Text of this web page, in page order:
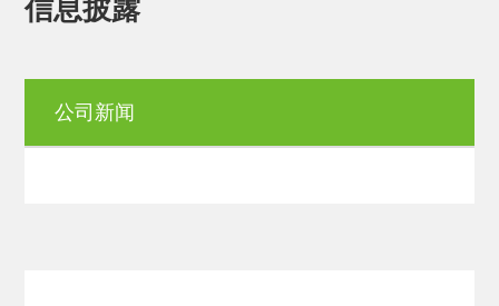
信息披露
公司新闻